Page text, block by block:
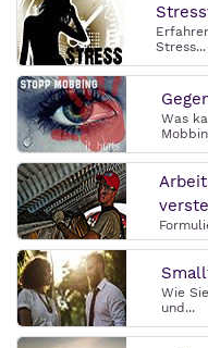
Stress...
Was
Wie
und...